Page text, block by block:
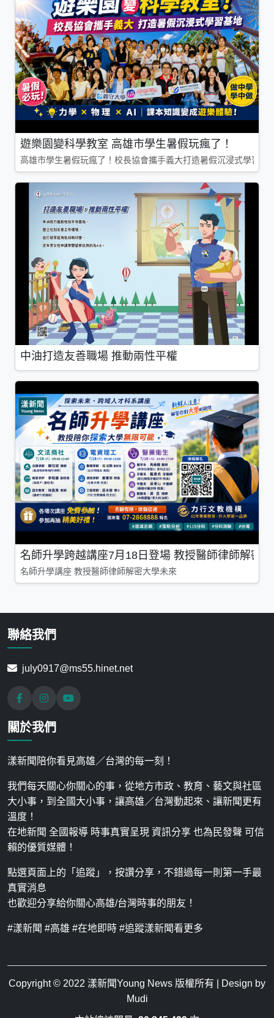
遊樂園變科學教室 高雄市學生暑假玩瘋了！
高雄市學生暑假玩瘋了！校長協會攜手義大打造暑假沉浸式學習基
中油打造友善職場 推動兩性平權
名師升學跨越講座7月18日登場 教授醫師律師解密
名師升學講座 教授醫師律師解密大學未來
聯絡我們
july0917@ms55.hinet.net
關於我們
漾新聞陪你看見高雄／台灣的每一刻！
我們每天關心你關心的事，從地方市政、教育、藝文與社區
大小事，到全國大小事，讓高雄／台灣動起來、讓新聞更有
溫度！
在地新聞 全國報導 時事真實呈現 資訊分享 也為民發聲 可信
賴的優質媒體！
點選頁面上的「追蹤」，按讚分享，不錯過每一則第一手最
真實消息
也歡迎分享給你關心高雄/台灣時事的朋友！
#漾新聞 #高雄 #在地即時 #追蹤漾新聞看更多
Copyright © 2022 漾新聞Young News 版權所有 | Design by
Mudi